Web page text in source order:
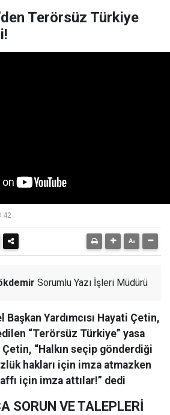
Terörsüz Türkiye
Sorumlu Yazı İşleri Müdürü
Yardımcısı Hayati Çetin,
“Terörsüz Türkiye” yasa
“Halkın seçip gönderdiği
hakları için imza atmazken
için imza attılar!” dedi
SORUN VE TALEPLERİ